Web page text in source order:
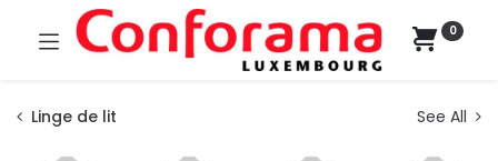
0
Linge de lit See All